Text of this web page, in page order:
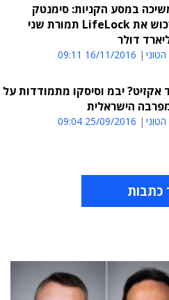
במסע הקניות: סימנטק
תרכוש את LifeLock תמורת שני
דולר
הטוני 16/11/2016 09:11
אקזיט? יבמ וסיסקו מתמודדות על
הישראלית
הטוני 25/09/2016 09:04
כתבות